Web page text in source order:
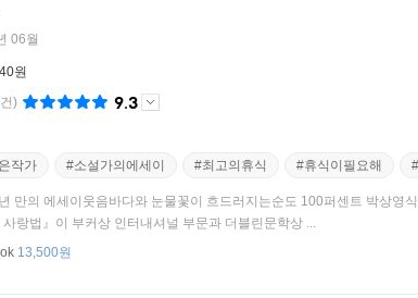
06월
원
건) 9.3
작가 #소설가의에세이 #최고의휴식 #휴식이필요해
만의 에세이웃음바다와 눈물꽃이 흐드러지는순도 100퍼센트 박상영
랑법』이 부커상 인터내셔널 부문과 더블린문학상 ...
13,500원